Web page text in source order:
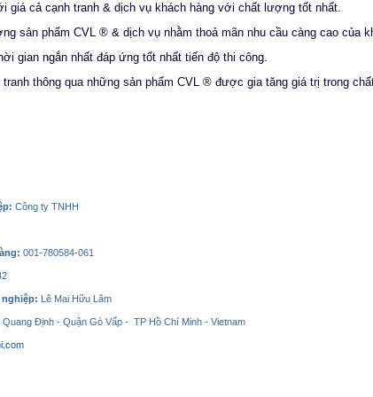
giá cả cạnh tranh & dịch vụ khách hàng với chất lượng tốt nhất.
sản phẩm CVL ® & dịch vụ nhằm thoả mãn nhu cầu càng cao của
gian ngắn nhất đáp ứng tốt nhất tiến độ thi công.
thông qua những sản phẩm CVL ® được gia tăng giá trị trong
Công ty TNHH
001-780584-061
nghiệp: Lê Mai Hữu Lâm
Quang Định - Quận Gò Vấp - TP Hồ Chí Minh - Vietnam